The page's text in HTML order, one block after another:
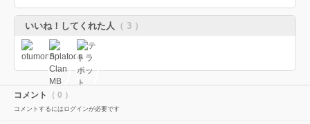
いいね！してくれた人 （ 3 ）
コメント （ 0 ）
コメントするにはログインが必要です